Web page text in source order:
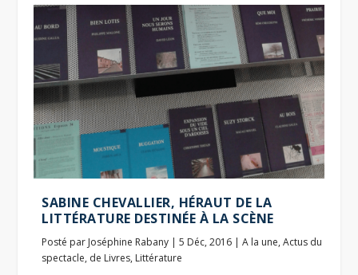
SABINE CHEVALLIER, HÉRAUT DE LA
LITTÉRATURE DESTINÉE À LA SCÈNE
Posté par Joséphine Rabany |5 Déc, 2016 |A la une,Actus du
spectacle, de Livres, Littérature